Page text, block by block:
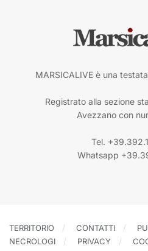
MARSICALIVE è una
Registrato alla sezione
Avezzano con
Tel.
Whatsapp
TERRITORIO CONTATTI
NECROLOGI
PRIVACY